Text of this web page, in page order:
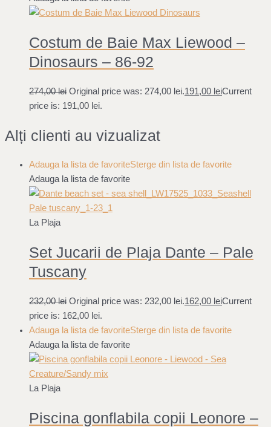
Costum de Baie Max Liewood –
Dinosaurs – 86-92
274,00lei Original price was: 274,00 lei.191,00 leiCurrent
price is: 191,00 lei.
Alți clienti au vizualizat
Adauga la lista de favoriteSterge din lista de favorite
Adauga la lista de favorite
La Plaja
Set Jucarii de Plaja Dante – Pale
Tuscany
232,00lei Original price was: 232,00 lei.162,00 leiCurrent
price is: 162,00 lei.
Adauga la lista de favoriteSterge din lista de favorite
Adauga la lista de favorite
La Plaja
Piscina gonflabila copii Leonore –